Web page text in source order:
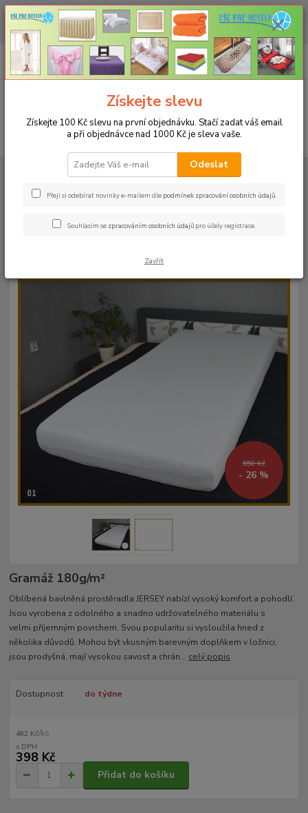
CHCETE NAKOUPIT VĚTŠÍ MNOŽSTVÍ NAŠICH PRODUKTŮ ZA LEPŠÍ
CENU? Klikněte ZDE
CZK
+420 773 794 023
Pondělí-pátek 9-16 hodin
0ks
za0 Kč
PROSTĚRADLA
Bavlněné prostěradla JERSEY s gumou - 45 barev
01 bílá
Bavlněné prostěradlo JERSEY
650 Kč
- 26 %
Gramáž 180g/m²­
Oblíbená bavlněná prostěradla JERSEY nabízí vysoký komfort a pohodlí.
Jsou vyrobena z odolného a snadno udržovatelného materiálu s
velmi příjemným povrchem. Svou popularitu si vysloužila hned z
několika důvodů. Mohou být vkusným barevným doplňkem v ložnici,
jsou prodyšná, mají vysokou savost a chrán... celý popis
Dostupnost do týdne
482 Kč/ks
398 Kč
Přidat do košíku
Získejte slevu
Získejte 100 Kč slevu na první objednávku. Stačí zadat váš email
a při objednávce nad 1000 Kč je sleva vaše.
Odeslat
Přeji si odebírat novinky e-mailem dle podmínek zpracování osobních údajů.
Souhlasím se zpracováním osobních údajů pro účely registrace.
Zavřít